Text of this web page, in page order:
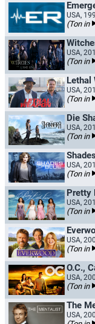
USA,
(Ton in
USA,
(Ton in
Lethal
USA,
(Ton in
Die
USA,
(Ton in
USA,
(Ton in
Pretty
USA,
(Ton in
USA,
(Ton in
O.C.,
USA,
(Ton in
The
USA,